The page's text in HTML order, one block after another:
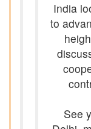
India
to
See